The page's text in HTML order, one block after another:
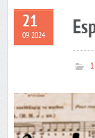
21
09 2024